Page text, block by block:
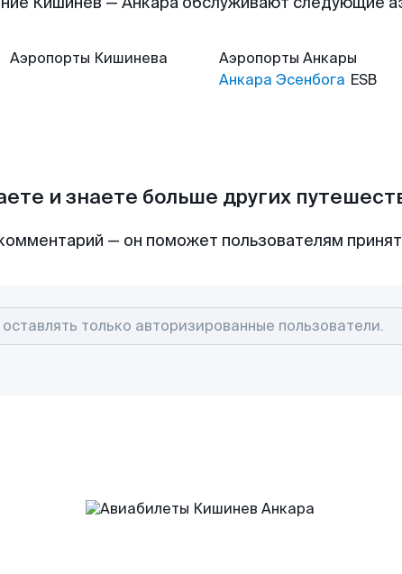
Аэропорты Кишинева Аэропорты Анкары
Анкара Эсенбога ESB
и знаете больше других
— он поможет пользователям